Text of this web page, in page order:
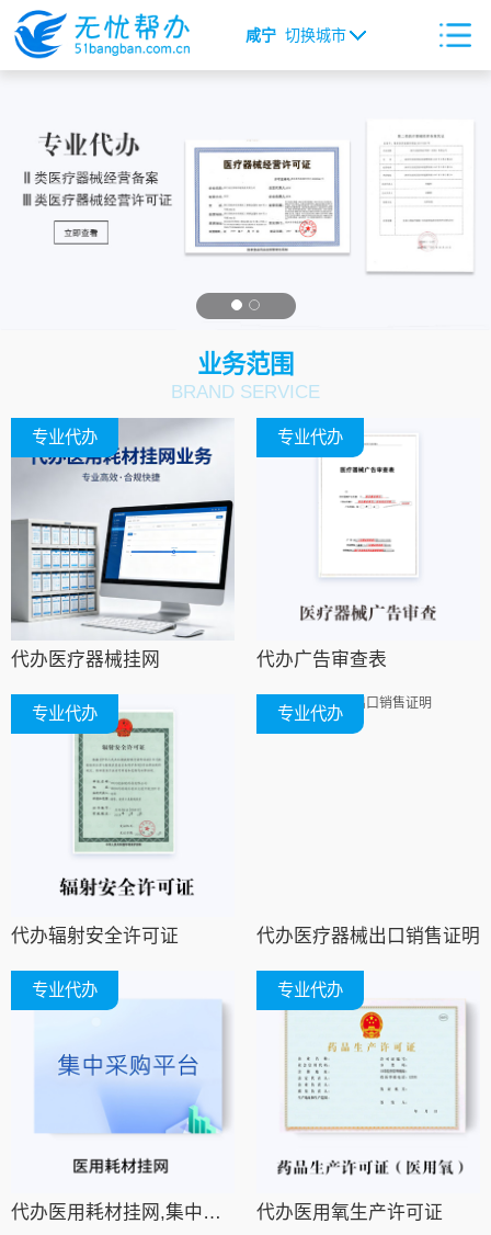
咸宁 切换城市
业务范围
BRAND SERVICE
专业代办
代办医疗器械挂网
专业代办
代办广告审查表
专业代办
代办辐射安全许可证
专业代办
代办医疗器械出口销售证明
专业代办
代办医用耗材挂网,集中采购平台挂网,招采平台挂网
专业代办
代办医用氧生产许可证